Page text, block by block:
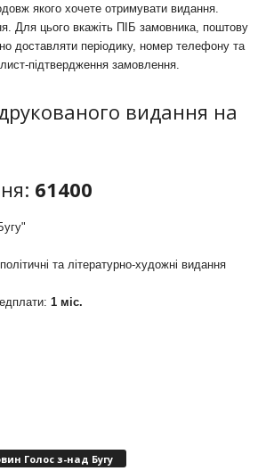
якого хочете отримувати видання.
Для цього вкажіть ПІБ замовника, поштову
доставляти періодику, номер телефону та
підтвердження замовлення.
видання на
61400
та літературно-художні видання
1 міс.
Голос з-над Бугу